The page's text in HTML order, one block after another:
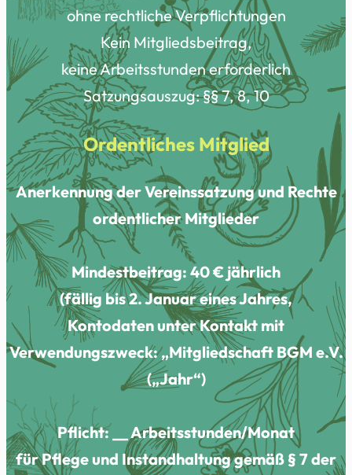
ohne rechtliche Verpflichtungen
Kein Mitgliedsbeitrag,
keine Arbeitsstunden erforderlich
Satzungsauszug: §§ 7, 8, 10
Ordentliches Mitglied
Anerkennung der Vereinssatzung und Rechte
ordentlicher Mitglieder
Mindestbeitrag: 40 € jährlich
(fällig bis 2. Januar eines Jahres,
Kontodaten unter Kontakt mit
Verwendungszweck: „Mitgliedschaft BGM e.V.
(„Jahr“)
Pflicht:
Arbeitsstunden/Monat
für Pflege und Instandhaltung gemäß § 7 der